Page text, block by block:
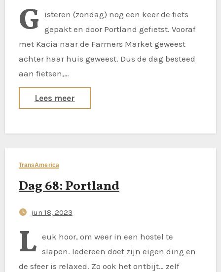
G
isteren (zondag) nog een keer de fiets
gepakt en door Portland gefietst. Vooraf
met Kacia naar de Farmers Market geweest
achter haar huis geweest. Dus de dag besteed
aan fietsen,…
Lees meer
TransAmerica
Dag 68: Portland
jun 18, 2023
L euk hoor, om weer in een hostel te
slapen. Iedereen doet zijn eigen ding en
de sfeer is relaxed. Zo ook het ontbijt… zelf